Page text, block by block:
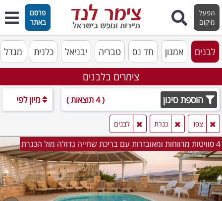
הפעל
מיקום
פרסם
באתר
לבנים אמנון חד נס טבריה יבניאל כלנית מגדל
צימרים בלבנים
הוספת סינון ( 4 תוצאות ) מיון לפי
צפון כנרת לבנים
4 סוויטות מרווחות ומאובזרות עם בריכת שחייה גדולה מול הכנרת